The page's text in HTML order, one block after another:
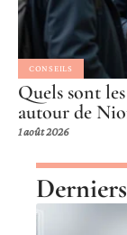
CONSEILS
Quels sont
autour de
1 août 2026